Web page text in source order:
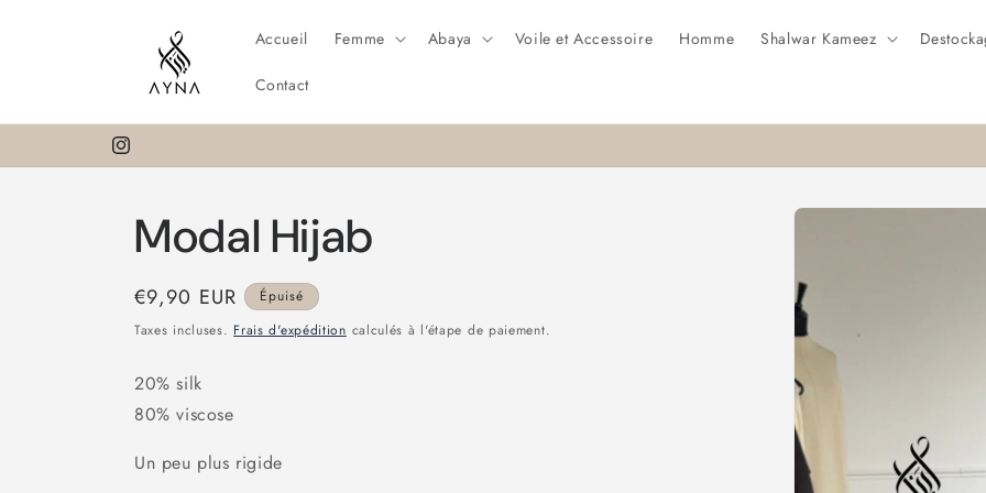
Accueil Femme Abaya Voile et Accessoire Homme Shalwar Kameez
Contact
Instagram
Passer aux
Modal Hijab
Prix
habituel
€9,90 EUR
Épuisé
Taxes incluses. Frais d'expédition calculés à l'étape de paiement.
20% silk
80% viscose
Un peu plus rigide